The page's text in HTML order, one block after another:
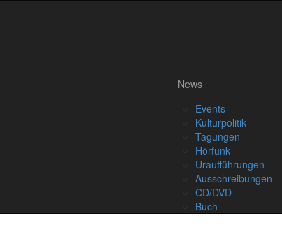
News
Events
Kulturpolitik
Tagungen
Hörfunk
Uraufführungen
Ausschreibungen
CD/DVD
Buch